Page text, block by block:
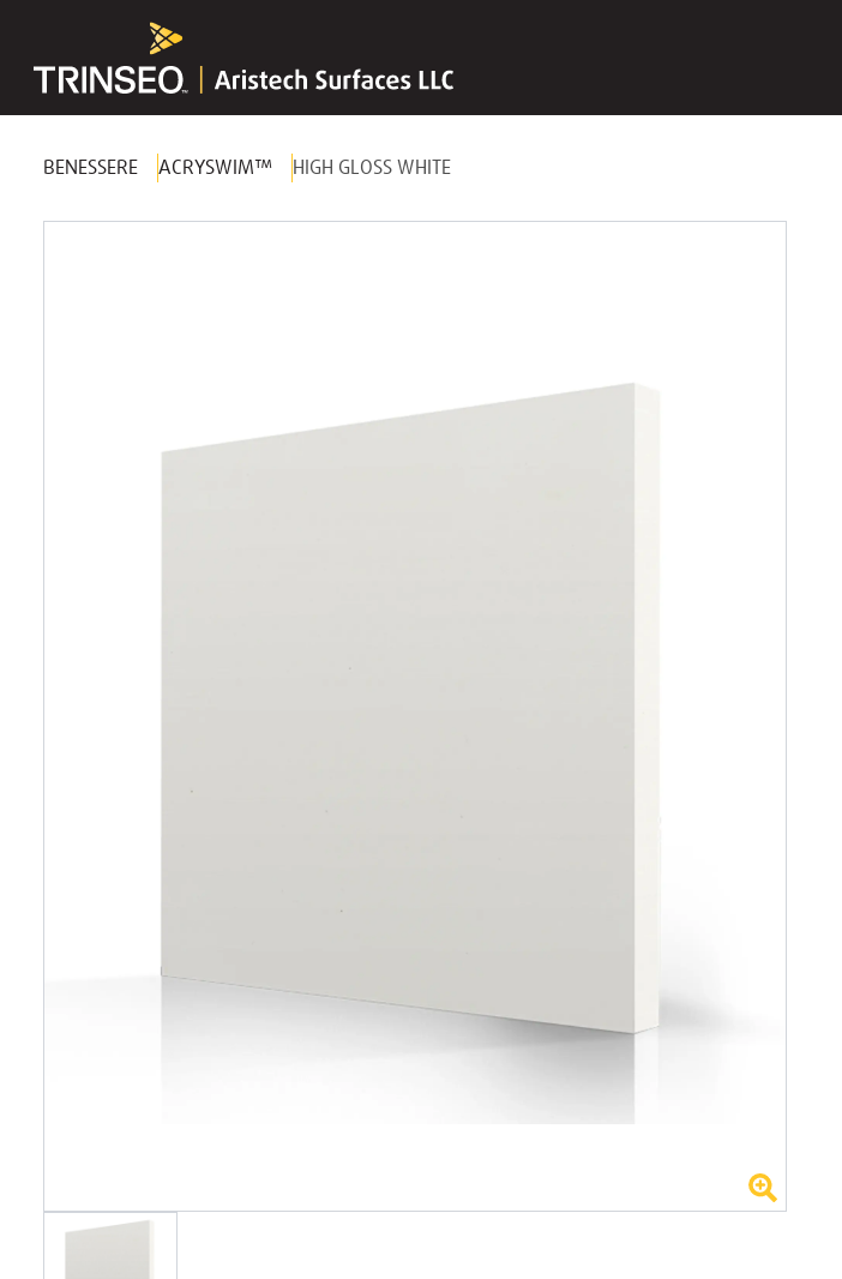
BENESSERE ACRYSWIM™ HIGH GLOSS WHITE